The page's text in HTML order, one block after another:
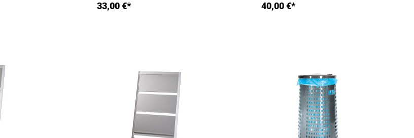
33,00 €* 40,00 €*